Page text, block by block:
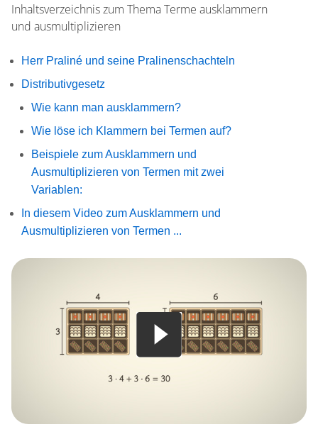
Inhaltsverzeichnis zum ThemaTerme ausklammern
und ausmultiplizieren
Herr Praliné und seine Pralinenschachteln
Distributivgesetz
Wie kann man ausklammern?
Wie löse ich Klammern bei Termen auf?
Beispiele zum Ausklammern und
Ausmultiplizieren von Termen mit zwei
Variablen:
In diesem Video zum Ausklammern und
Ausmultiplizieren von Termen ...